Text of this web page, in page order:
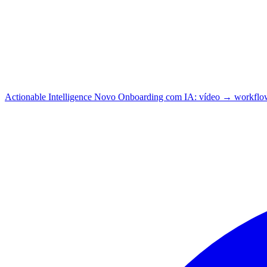
Actionable Intelligence Novo Onboarding com IA: vídeo →